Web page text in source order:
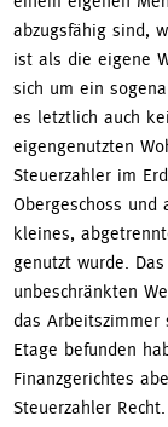
abzugsfähig sind,
ist als die eigene
sich um ein
es letztlich auch
eigengenutzten
Steuerzahler im
Obergeschoss
kleines,
genutzt wurde.
unbeschränkten
das
Etage befunden
Finanzgerichtes
Steuerzahler Recht.